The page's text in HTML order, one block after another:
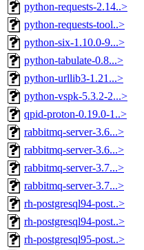
python-requests-2.14..>
python-requests-tool..>
python-six-1.10.0-9...>
python-tabulate-0.8...>
python-urllib3-1.21...>
python-vspk-5.3.2-2...>
qpid-proton-0.19.0-1..>
rabbitmq-server-3.6...>
rabbitmq-server-3.6...>
rabbitmq-server-3.7...>
rabbitmq-server-3.7...>
rh-postgresql94-post..>
rh-postgresql94-post..>
rh-postgresql95-post..>